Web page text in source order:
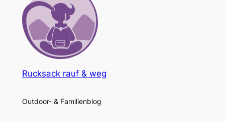
Rucksack rauf & weg
Outdoor- & Familienblog